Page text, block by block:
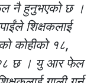
नै हुनुभएको छ ।
शिक्षकलाई
कोहीको १८,
छ । यु आर फेल